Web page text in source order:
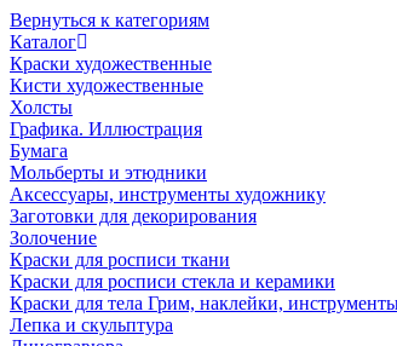
Вернуться к категориям
Каталог
Краски художественные
Кисти художественные
Холсты
Графика. Иллюстрация
Бумага
Мольберты и этюдники
Аксессуары, инструменты художнику
Заготовки для декорирования
Золочение
Краски для росписи ткани
Краски для росписи стекла и керамики
Краски для тела Грим, наклейки,
Лепка и скульптура